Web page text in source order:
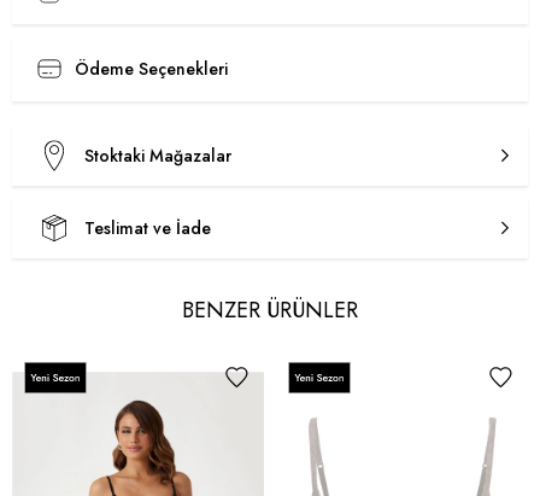
Ödeme Seçenekleri
Stoktaki Mağazalar
Teslimat ve İade
BENZER ÜRÜNLER